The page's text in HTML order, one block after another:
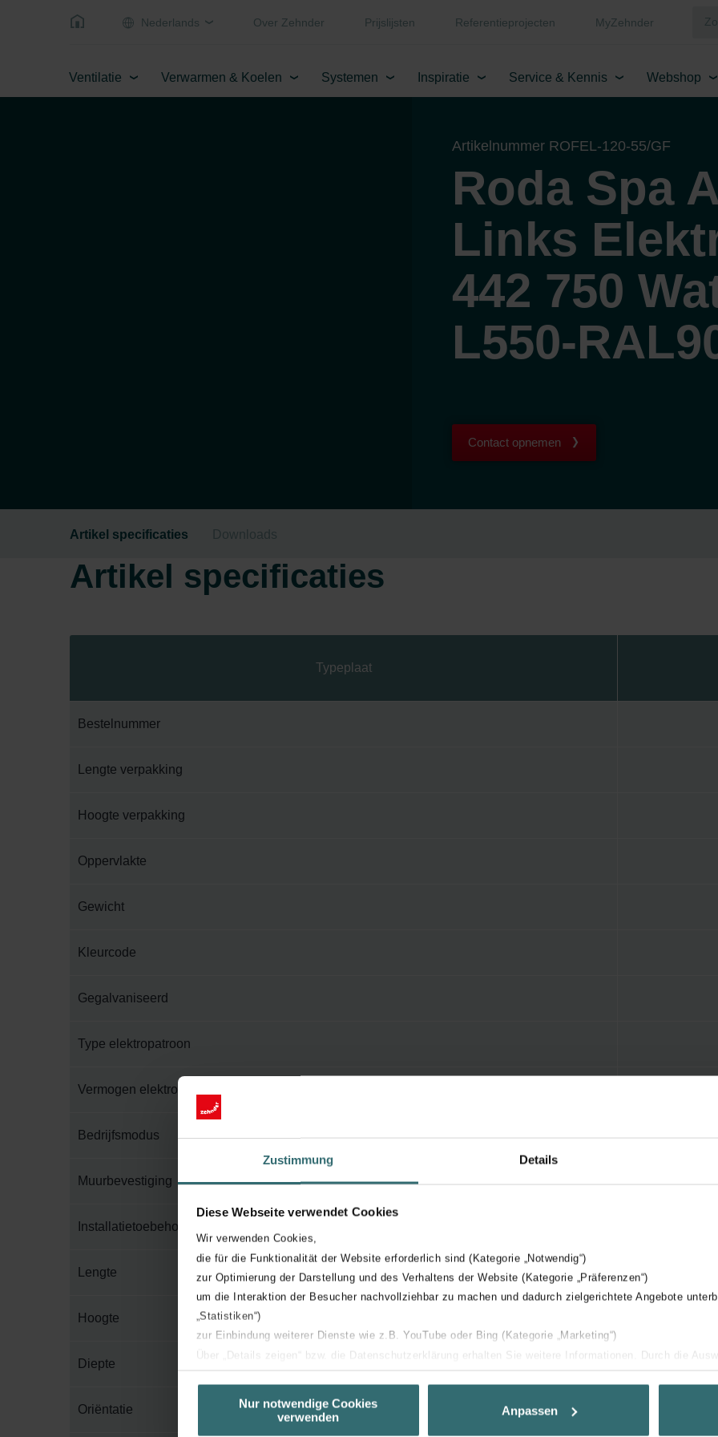
Zustimmung Details
Diese Webseite verwendet Cookies
Wir verwenden Cookies,
die für die Funktionalität der Website erforderlich sind (Kategorie „Notwendig“)
zur Optimierung der Darstellung und des Verhaltens der Website (Kategorie „Präferenzen“)
um die Interaktion der Besucher nachvollziehbar zu machen und dadurch zielgerichtete Angebote
„Statistiken“)
zur Einbindung weiterer Dienste wie z.B. YouTube oder Bing (Kategorie „Marketing“)
Über „Details zeigen“ bzw. die Datenschutzerklärung erhalten Sie weitere Informationen. Durch die
unserer Website verwenden, um Ihnen die bestmögliche Nutzererfahrung zu ermöglichen und Ihnen
basierend auf Ihren Interessen zur Verfügung zu stellen. Alle Einwilligungen können Sie
Nur notwendige Cookies
verwenden
Anpassen
Nederlands Over Zehnder Prijslijsten Referentieprojecten MyZehnder
Ventilatie Verwarmen & Koelen Systemen Inspiratie Service & Kennis Webshop
Artikelnummer ROFEL-120-55/GF
Roda Spa
Links
442 750
L550-
Contact opnemen
Artikel specificaties Downloads
Artikel specificaties
Typeplaat
Bestelnummer
Lengte verpakking
Hoogte verpakking
Oppervlakte
Gewicht
Kleurcode
Gegalvaniseerd
Type elektropatroon
Vermogen elektropatroon
Bedrijfsmodus
Muurbevestiging
Installatietoebehoren in verpakking
Lengte
Hoogte
Diepte
Oriëntatie